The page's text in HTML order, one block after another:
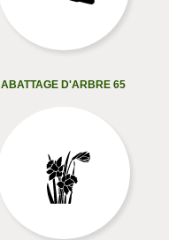
ABATTAGE D'ARBRE 65